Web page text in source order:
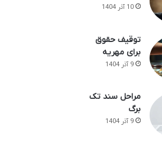
10 آذر 1404
توقیف حقوق
برای مهریه
9 آذر 1404
مراحل سند تک
برگ
9 آذر 1404